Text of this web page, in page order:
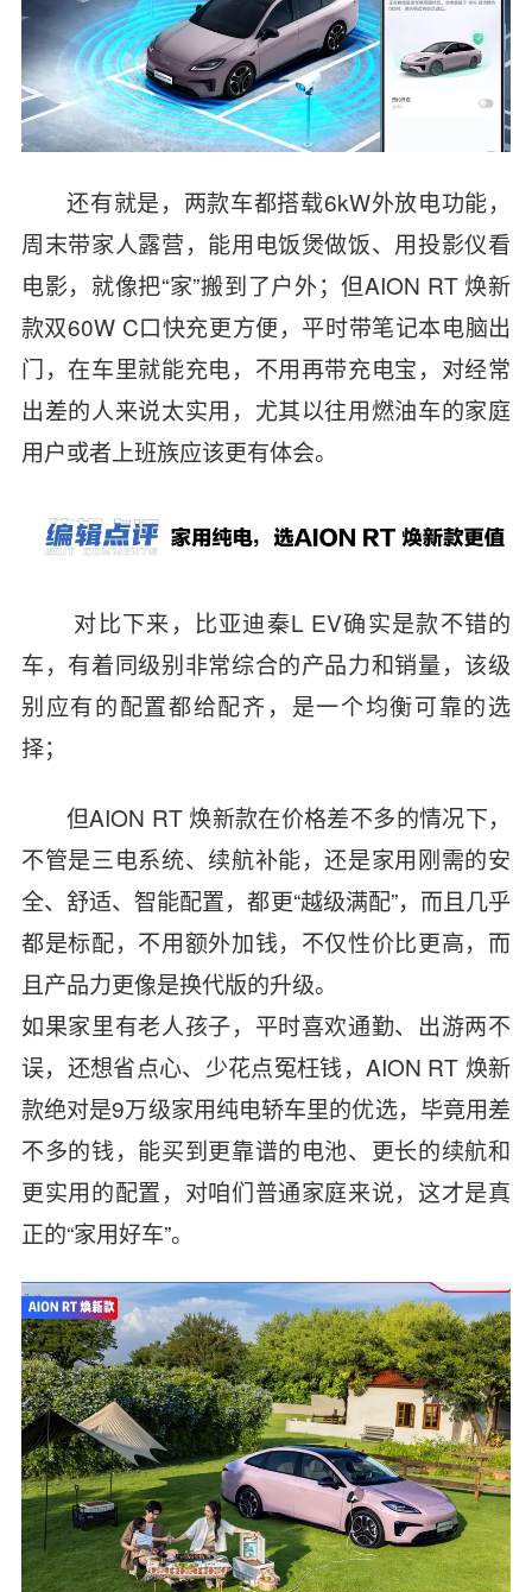
还有就是，两款车都搭载6kW外放电功能，
周末带家人露营，能用电饭煲做饭、用投影仪看
电影，就像把“家”搬到了户外；但AION RT 焕新
款双60W C口快充更方便，平时带笔记本电脑出
门，在车里就能充电，不用再带充电宝，对经常
出差的人来说太实用，尤其以往用燃油车的家庭
用户或者上班族应该更有体会。
对比下来，比亚迪秦L EV确实是款不错的
车，有着同级别非常综合的产品力和销量，该级
别应有的配置都给配齐，是一个均衡可靠的选
择；
但AION RT 焕新款在价格差不多的情况下，
不管是三电系统、续航补能，还是家用刚需的安
全、舒适、智能配置，都更“越级满配”，而且几乎
都是标配，不用额外加钱，不仅性价比更高，而
且产品力更像是换代版的升级。
如果家里有老人孩子，平时喜欢通勤、出游两不
误，还想省点心、少花点冤枉钱，AION RT 焕新
款绝对是9万级家用纯电轿车里的优选，毕竟用差
不多的钱，能买到更靠谱的电池、更长的续航和
更实用的配置，对咱们普通家庭来说，这才是真
正的“家用好车”。